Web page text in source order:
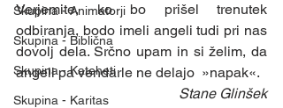
Skupina - Animatorji
Skupina - Biblična
Skupina - Kateheti
Skupina - Karitas
Verjemite, ko bo prišel trenutek
odbiranja, bodo imeli angeli tudi pri nas
dovolj dela. Srčno upam in si želim, da
Stane Glinšek